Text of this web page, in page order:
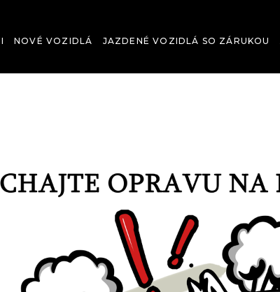
NOVÉ VOZIDLÁ JAZDENÉ VOZIDLÁ SO ZÁRUKOU